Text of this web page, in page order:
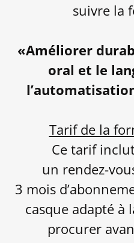
suivre la
«Améliorer
oral et le
Tarif de la
Ce tarif
un rendez-
3 mois
casque adapté à
procurer